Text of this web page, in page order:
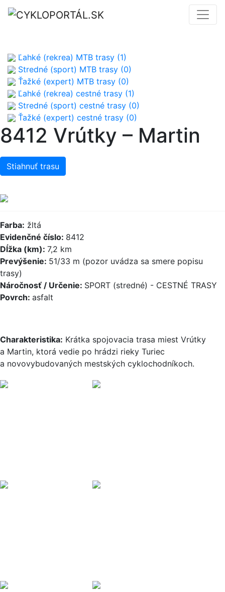
Ľahké (rekrea) MTB trasy (1)
Stredné (sport) MTB trasy (0)
Ťažké (expert) MTB trasy (0)
Ľahké (rekrea) cestné trasy (1)
Stredné (sport) cestné trasy (0)
Ťažké (expert) cestné trasy (0)
8412 Vrútky – Martin
Stiahnuť trasu
Farba: žltá
Evidenčné číslo: 8412
Dĺžka (km): 7,2 km
Prevýšenie: 51/33 m (pozor uvádza sa smere popisu
trasy)
Náročnosť / Určenie: SPORT (stredné) - CESTNÉ TRASY
Povrch: asfalt
Charakteristika: Krátka spojovacia trasa miest Vrútky
a Martin, ktorá vedie po hrádzi rieky Turiec
a novovybudovaných mestských cyklochodníkoch.